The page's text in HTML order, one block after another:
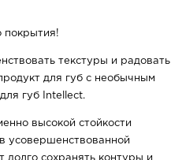
покрытия!
текстуры и радовать
для губ с необычным
губ Intellect.
высокой стойкости
усовершенствованной